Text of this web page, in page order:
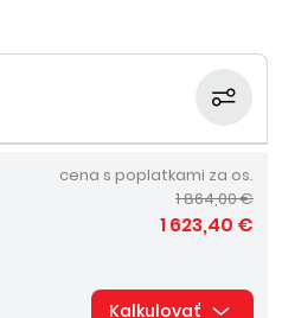
cena s poplatkami za os.
1 864,00 €
1 623,40 €
Kalkulovať